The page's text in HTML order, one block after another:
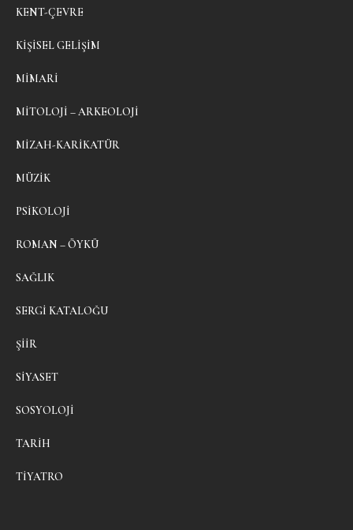
KENT-ÇEVRE
KIŞISEL GELIŞIM
MIMARI
MITOLOJI – ARKEOLOJI
MIZAH-KARIKATÜR
MÜZIK
PSIKOLOJI
ROMAN – ÖYKÜ
SAĞLIK
SERGI KATALOĞU
ŞIIR
SIYASET
SOSYOLOJI
TARIH
TIYATRO